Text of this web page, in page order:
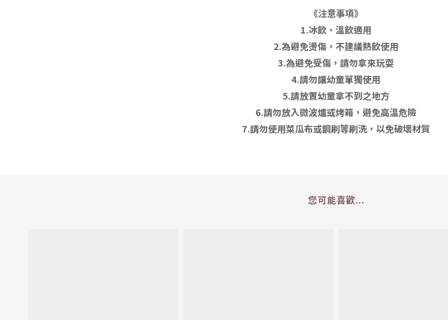
《注意事項》
1.冰飲、溫飲適用
2.為避免燙傷，不建議熱飲使用
3.為避免受傷，請勿拿來玩耍
4.請勿讓幼童單獨使用
5.請放置幼童拿不到之地方
6.請勿放入微波爐或烤箱，避免高溫危險
7.請勿使用菜瓜布或鋼刷等刷洗，以免破壞材質
您可能喜歡...